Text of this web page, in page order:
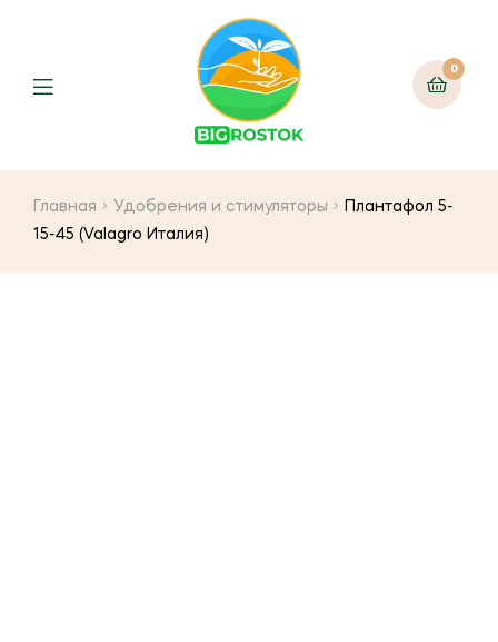
0
Menu
Главная Удобрения и стимуляторы
Плантафол 5-
15-45 (Valagro Италия)